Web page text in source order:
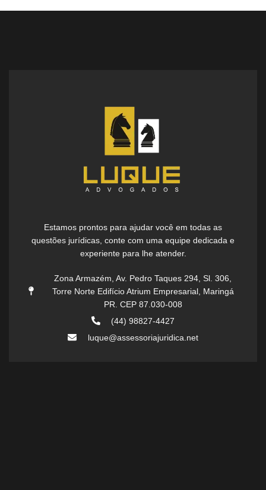
Estamos prontos para ajudar você em todas as
questões jurídicas, conte com uma equipe dedicada e
experiente para lhe atender.
Zona Armazém, Av. Pedro Taques 294, Sl. 306,
Torre Norte Edifício Atrium Empresarial, Maringá
PR. CEP 87.030-008
(44) 98827-4427
luque@assessoriajuridica.net